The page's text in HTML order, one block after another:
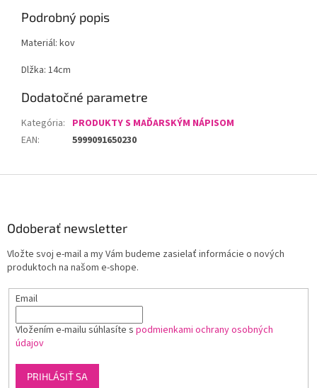
Podrobný popis
Materiál: kov
Dlžka: 14cm
Dodatočné parametre
Kategória: PRODUKTY S MAĎARSKÝM NÁPISOM
EAN: 5999091650230
Odoberať newsletter
Vložte svoj e-mail a my Vám budeme zasielať informácie o nových
produktoch na našom e-shope.
Email
Vložením e-mailu súhlasíte s podmienkami ochrany osobných
údajov
PRIHLÁSIŤ SA